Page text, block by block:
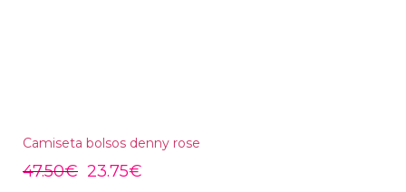
Camiseta bolsos denny rose
47.50€ 23.75€